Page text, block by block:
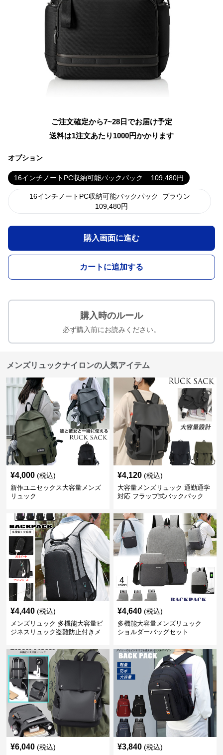
ご注文確定から7~28日でお届け予定
送料は1注文あたり 1000円かかります
オプション
16インチノートPC収納可能バックパック 109,480円
16インチノートPC収納可能バックパック
ブラウン
109,480円
購入画面に進む
カートに追加する
購入時のルール
必ず購入前にお読みください。
メンズリュックナイロンの人気アイテム
¥4,000 (税込)
新作ユニセックス大容量メンズ
リュック
¥4,120 (税込)
大容量メンズリュック 通勤通学
対応 フラップ式バックパック
¥4,440 (税込)
メンズリュック 多機能大容量ビ
ジネスリュック盗難防止付きメ
¥4,640 (税込)
多機能大容量メンズリュック
ショルダーバッグセット
¥6,040 (税込) ¥3,840 (税込)